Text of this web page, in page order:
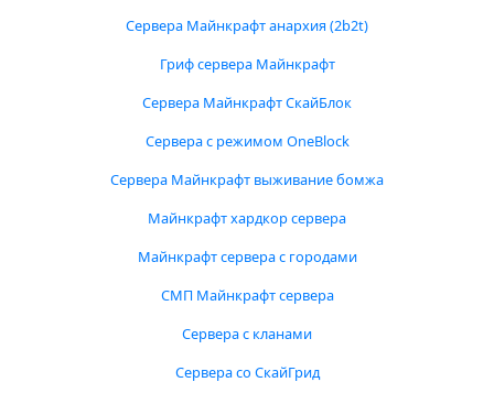
Сервера Майнкрафт анархия (2b2t)
Гриф сервера Майнкрафт
Сервера Майнкрафт СкайБлок
Сервера с режимом OneBlock
Сервера Майнкрафт выживание бомжа
Майнкрафт хардкор сервера
Майнкрафт сервера с городами
СМП Майнкрафт сервера
Сервера с кланами
Сервера со СкайГрид